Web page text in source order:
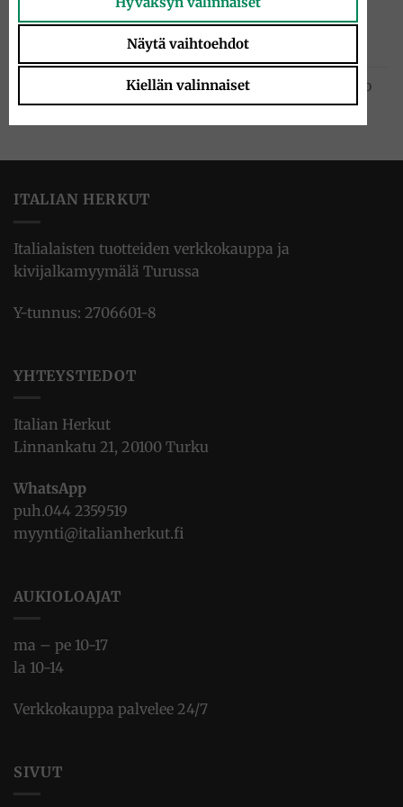
Guanciale 300g
€
Chinotto juoma tölkki 33cl, San Pellegrino
1.95€
ITALIAN HERKUT
Italialaisten tuotteiden verkkokauppa ja
kivijalkamyymälä Turussa
Y-tunnus: 2706601-8
YHTEYSTIEDOT
Italian Herkut
Linnankatu 21, 20100 Turku
WhatsApp
puh.044 2359519
myynti@italianherkut.fi
AUKIOLOAJAT
ma – pe 10-17
la 10-14
Verkkokauppa palvelee 24/7
SIVUT
Näytä vaihtoehdot
Kiellän valinnaiset